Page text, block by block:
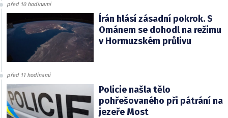
před 10 hodinami
Írán hlásí zásadní pokrok. S
Ománem se dohodl na režimu
v Hormuzském průlivu
před 11 hodinami
Policie našla tělo
pohřešovaného při pátrání na
jezeře Most